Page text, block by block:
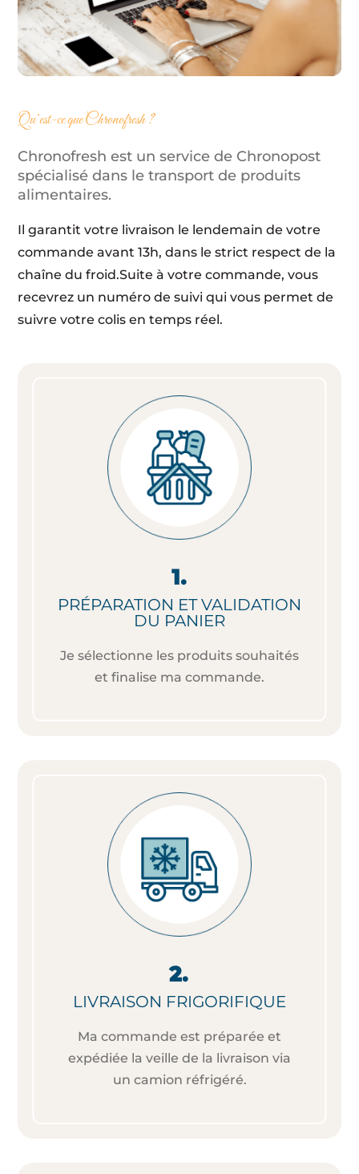
Qu’est-ce que Chronofresh ?
Chronofresh est un service de Chronopost
spécialisédans le transport de produits
alimentaires.
Il garantit votre livraison le lendemain de votre
commande avant 13h, dans le strict respect de la
chaîne du froid.Suite à votre commande, vous
recevrez un numéro de suivi qui vous permet de
suivre votre colis en temps réel.
PRÉPARATION ET VALIDATION
DU PANIER
Je sélectionne les produits souhaités
et finalise ma commande.
LIVRAISON FRIGORIFIQUE
Ma commande est préparée et
expédiée la veille de la livraison via
un camion réfrigéré.